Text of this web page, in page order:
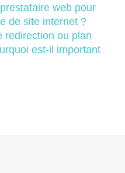
web pour
de site internet ?
redirection ou plan
est-il important